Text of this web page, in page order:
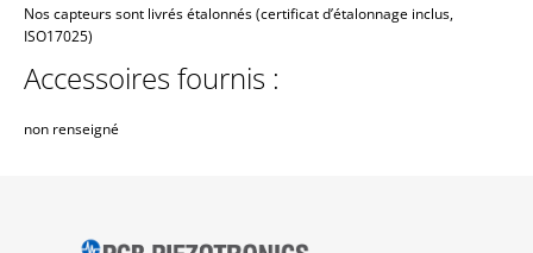
Nos capteurs sont livrés étalonnés (certificat d’étalonnage inclus,
ISO17025)
Accessoires fournis :
non renseigné